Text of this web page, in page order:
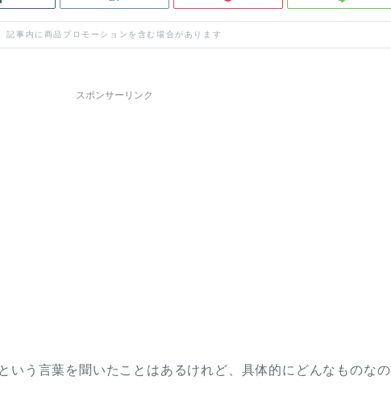
記事内に商品プロモーションを含む場合があります
スポンサーリンク
いう言葉を聞いたことはあるけれど、具体的にどんなものなの